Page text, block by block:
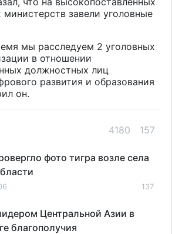
министерств завели уголовные
мы расследуем 2 уголовных
в отношении
должностных лиц
развития и образования
он.
4180 157
фото тигра возле села
137
Центральной Азии в
благополучия